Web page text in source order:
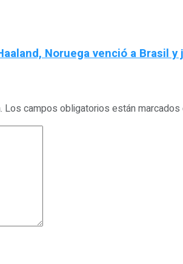
Noruega venció a Brasil
Los campos obligatorios están marcados